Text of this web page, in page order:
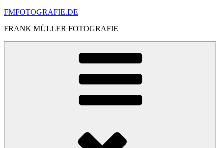
Skip
content
FMFOTOGRAFIE.DE
FRANK MÜLLER FOTOGRAFIE